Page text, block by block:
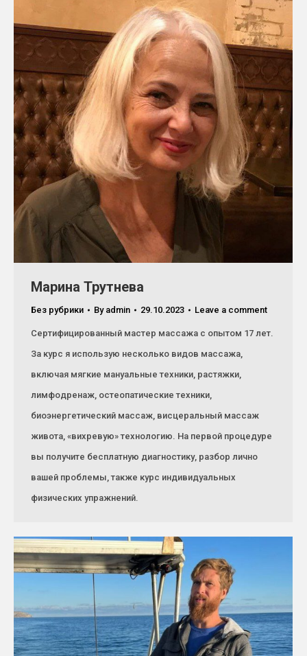
Mарина Трутнева
Без рубрики By admin 29.10.2023 Leave a comment
Сертифицировaнный маcтеp массажа с опытом 17 лет.
За курс я использую несколько видов массажа,
включая мягкие мануальные техники, растяжки,
лимфодренаж, остеопатические техники,
биоэнергетический массаж, висцеральный массаж
живота, «вихревую» технологию. На первой процедуре
вы получите бесплатную диагностику, разбор лично
вашей проблемы, также курс индивидуальных
физических упражнений.